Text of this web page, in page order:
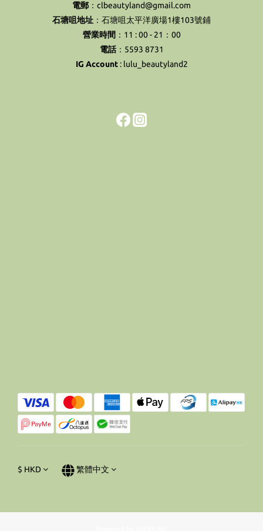
電郵 ：clbeautyland@gmail.com
石塘咀地址 ：石塘咀太平洋廣場1樓103號鋪
營業時間 ：11 : 00 - 21：00
電話：5593 8731
IG Account: lulu_beautyland2
$ HKD 繁體中文